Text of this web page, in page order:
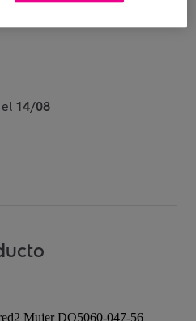
14/08
Mujer DQ5060-047-56